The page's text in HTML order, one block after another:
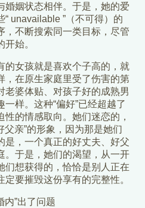
婚姻状态相伴。于是，她的爱
unavailable ”（不可得）的
，不断搜索同一类目标，尽管
始。
的女孩就是喜欢个子高的，就
，在原生家庭里受了伤害的第
老婆体贴、对孩子好的成熟男
样。这种“偏好”已经超越了
的情感取向。她们迷恋的，
父亲”的形象，因为那是她们
是，一个真正的好丈夫、好父
。于是，她们的渴望，从一开
们想获得的，恰恰是别人正在
要摧毁这份享有的完整性。
内”出了问题